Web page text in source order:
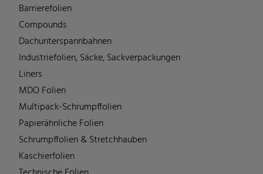
Barrierefolien
Compounds
Dachunterspannbahnen
Industriefolien, Säcke, Sackverpackungen
Liners
MDO Folien
Multipack-Schrumpffolien
Papierähnliche Folien
Schrumpffolien & Stretchhauben
Kaschierfolien